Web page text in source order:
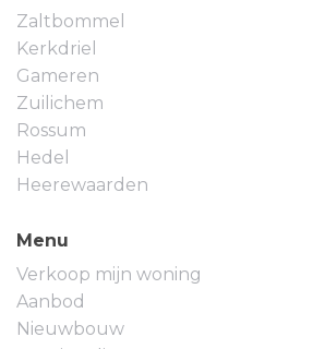
Zaltbommel
Kerkdriel
Gameren
Zuilichem
Rossum
Hedel
Heerewaarden
Menu
Verkoop mijn woning
Aanbod
Nieuwbouw